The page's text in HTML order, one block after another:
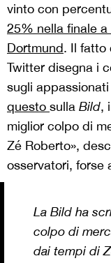
vinto con
25% nella finale
Dortmund. Il fatto
Twitter disegna i
sugli
questo sulla Bild,
miglior colpo di
Zé Roberto»,
osservatori, forse
LaBild ha
colpo di
dai tempi di